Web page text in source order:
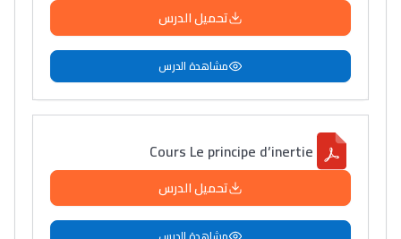
تحميل الدرس
مشاهدة الدرس
Cours Le principe d’inertie
تحميل الدرس